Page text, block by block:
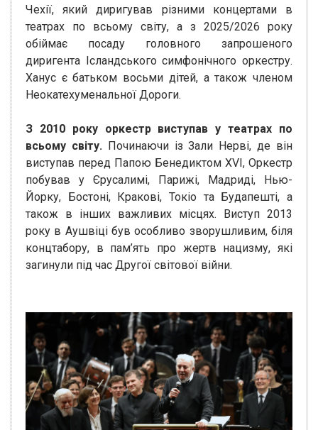
Чехії, який диригував різними концертами в
театрах по всьому світу, а з 2025/2026 року
обіймає посаду головного запрошеного
диригента Ісландського симфонічного оркестру.
Ханус є батьком восьми дітей, а також членом
Неокатехуменальної Дороги.
З 2010 року оркестр виступав у театрах по
всьому світу.Починаючи із Зали Нерві, де він
виступав перед Папою Бенедиктом XVI, Оркестр
побував у Єрусалимі, Парижі, Мадриді, Нью-
Йорку, Бостоні, Кракові, Токіо та Будапешті, а
також в інших важливих місцях. Виступ 2013
року в Аушвіці був особливо зворушливим, біля
концтабору, в пам’ять про жертв нацизму, які
загинули під час Другої світової війни.